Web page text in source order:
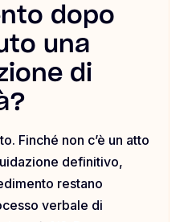
dopo
una
di
Finché non c’è un atto
definitivo,
restano
verbale di